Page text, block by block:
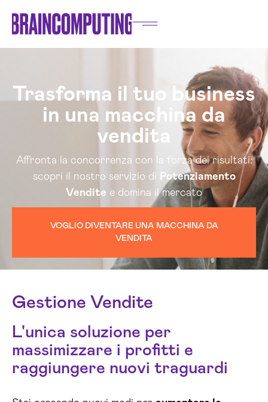
Trasforma il tuo business
in una macchina da
vendita
Affronta la concorrenza con la forza dei risultati:
scopri il nostro servizio di
Potenziamento
Vendite e domina il mercato
VOGLIO DIVENTARE UNA MACCHINA DA
VENDITA
Gestione Vendite
L'unica soluzione per
massimizzare i profitti e
raggiungere nuovi traguardi